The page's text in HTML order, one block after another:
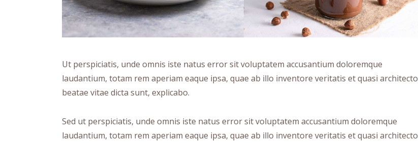
Ut perspiciatis, unde omnis iste natus error sit voluptatem accusantium doloremque
laudantium, totam rem aperiam eaque ipsa, quae ab illo inventore veritatis et quasi architecto
beatae vitae dicta sunt, explicabo.
Sed ut perspiciatis, unde omnis iste natus error sit voluptatem accusantium doloremque
laudantium, totam rem aperiam eaque ipsa, quae ab illo inventore veritatis et quasi architecto